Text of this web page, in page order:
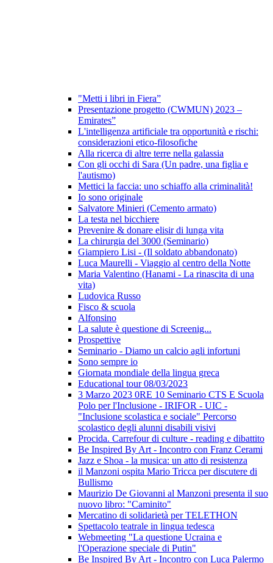
"Metti i libri in Fiera”
Presentazione progetto (CWMUN) 2023 –
Emirates”
L'intelligenza artificiale tra opportunità e rischi:
considerazioni etico-filosofiche
Alla ricerca di altre terre nella galassia
Con gli occhi di Sara (Un padre, una figlia e
l'autismo)
Mettici la faccia: uno schiaffo alla criminalità!
Io sono originale
Salvatore Minieri (Cemento armato)
La testa nel bicchiere
Prevenire & donare elisir di lunga vita
La chirurgia del 3000 (Seminario)
Giampiero Lisi - (Il soldato abbandonato)
Luca Maurelli - Viaggio al centro della Notte
Maria Valentino (Hanami - La rinascita di una
vita)
Ludovica Russo
Fisco & scuola
Alfonsino
La salute è questione di Screenig...
Prospettive
Seminario - Diamo un calcio agli infortuni
Sono sempre io
Giornata mondiale della lingua greca
Educational tour 08/03/2023
3 Marzo 2023 0RE 10 Seminario CTS E Scuola
Polo per l'Inclusione - IRIFOR - UIC -
"Inclusione scolastica e sociale" Percorso
scolastico degli alunni disabili visivi
Procida. Carrefour di culture - reading e dibattito
Be Inspired By Art - Incontro con Franz Cerami
Jazz e Shoa - la musica: un atto di resistenza
il Manzoni ospita Mario Tricca per discutere di
Bullismo
Maurizio De Giovanni al Manzoni presenta il suo
nuovo libro: "Caminito"
Mercatino di solidarietà per TELETHON
Spettacolo teatrale in lingua tedesca
Webmeeting "La questione Ucraina e
l'Operazione speciale di Putin"
Be Inspired By Art - Incontro con Luca Palermo